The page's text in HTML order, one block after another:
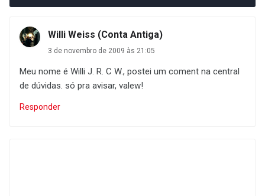
Willi Weiss (Conta Antiga)
3 de novembro de 2009 às 21:05
Meu nome é Willi J. R. C W., postei um coment na central
de dúvidas. só pra avisar, valew!
Responder